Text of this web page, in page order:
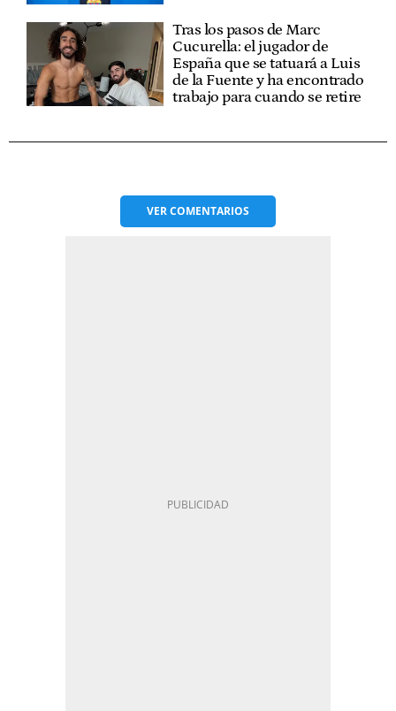
Tras los pasos de Marc
Cucurella: el jugador de
España que se tatuará a Luis
de la Fuente y ha encontrado
trabajo para cuando se retire
VERCOMENTARIOS